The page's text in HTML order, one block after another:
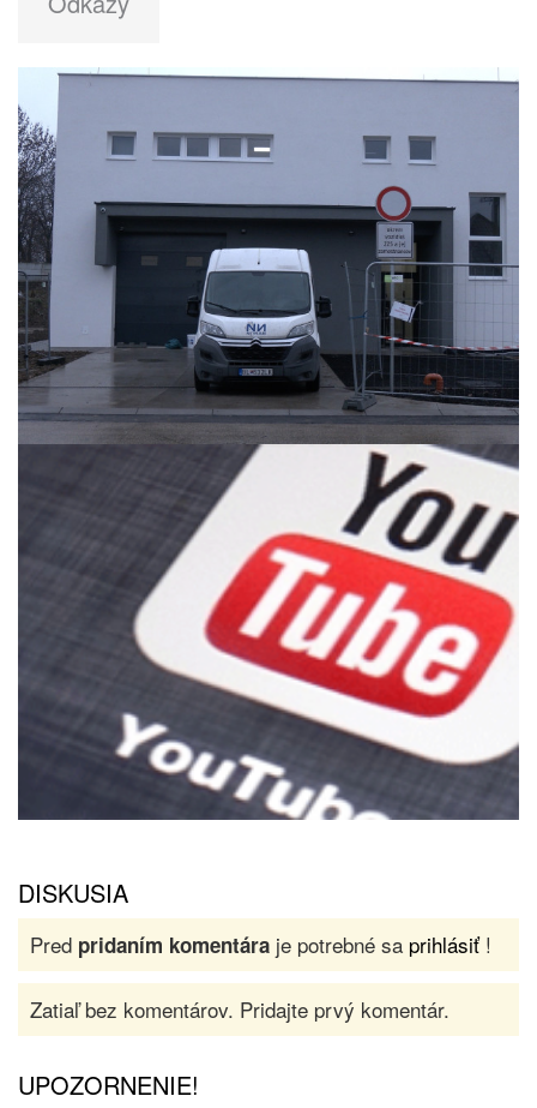
DISKUSIA
Pred pridaním komentára je potrebné sa prihlásiť!
Zatiaľ bez komentárov. Pridajte prvý komentár.
UPOZORNENIE!